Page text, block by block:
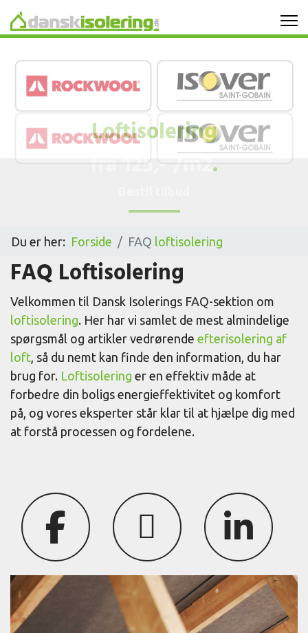
Hulmursisolering
Loftisolering
Skriv til os
Gratis isoleringstjek
Valgfrit isoleringsmateriale
Du er her: Forside FAQ loftisolering
FAQ Loftisolering
Velkommen til Dansk Isolerings FAQ-sektion om
loftisolering. Her har vi samlet de mest almindelige
spørgsmål og artikler vedrørende efterisolering af
loft, så du nemt kan finde den information, du har
brug for. Loftisolering er en effektiv måde at
forbedre din boligs energieffektivitet og komfort
på, og vores eksperter står klar til at hjælpe dig med
at forstå processen og fordelene.
fab
facebook-
f
fas
play
fab
fa-
linkedin-
in